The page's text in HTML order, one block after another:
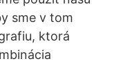
sme v tom
ktorá